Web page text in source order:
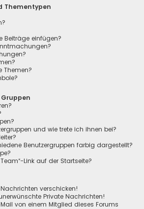
Thementypen
Beiträge einfügen?
Themen?
und wie trete ich ihnen bei?
Benutzergruppen farbig dargestellt?
Link auf der Startseite?
verschicken!
Private Nachrichten!
von einem Mitglied dieses Forums